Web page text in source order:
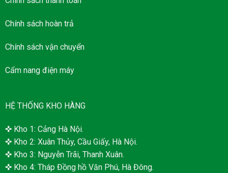
Chính sách hoàn trả
Chính sách vận chuyển
Cẩm nang điện máy
HỆ THỐNG KHO HÀNG
✜ Kho 1: Cảng Hà Nội.
✜ Kho 2: Xuân Thủy, Cầu Giấy, Hà Nội.
✜ Kho 3: Nguyễn Trãi, Thanh Xuân.
✜ Kho 4: Tháp Đồng hồ Văn Phú, Hà Đông.